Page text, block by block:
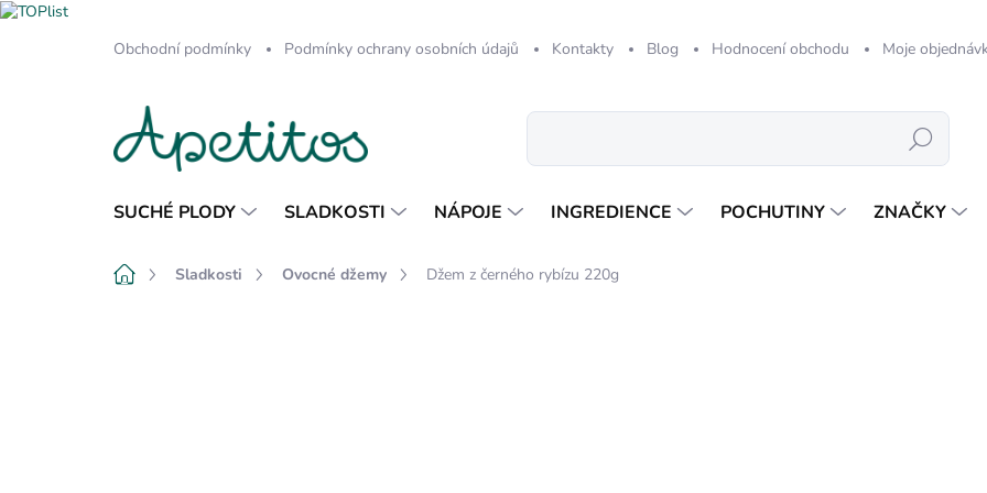
Obchodní podmínky Podmínky ochrany osobních údajů Kontakty Blog Hodnocení obchodu Moje
Hledat
SUCHÉ PLODY SLADKOSTI NÁPOJE INGREDIENCE POCHUTINY ZNAČKY
DomůSladkosti Ovocné džemy Džem z černého rybízu 220g